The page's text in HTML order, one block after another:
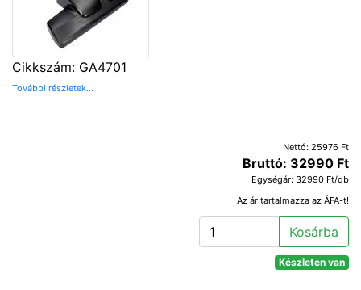
Cikkszám: GA4701
További részletek...
Nettó: 25976 Ft
Bruttó: 32990 Ft
Egységár: 32990 Ft/db
Az ár tartalmazza az ÁFA-t!
Kosárba
Készleten van